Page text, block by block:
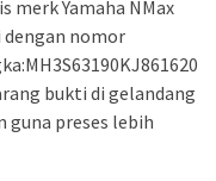
merk Yamaha NMax
nomor
bukti di gelandang
guna preses lebih